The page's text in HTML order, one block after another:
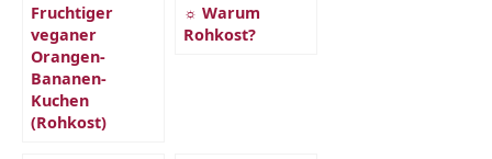
Fruchtiger
veganer
Orangen-
Bananen-
Kuchen
(Rohkost)
☼ Warum
Rohkost?